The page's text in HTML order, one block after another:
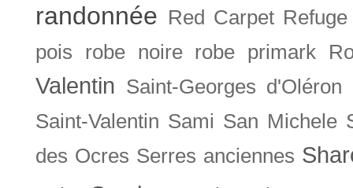
randonnée Red Carpet Refuge
pois
robe noire robe primark
Valentin Saint-Georges d'Oléron
Saint-Valentin Sami San Michele
des Ocres Serres anciennes